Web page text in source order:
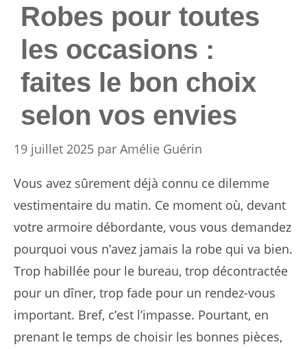
Robes pour toutes
les occasions :
faites le bon choix
selon vos envies
19 juillet 2025 par Amélie Guérin
Vous avez sûrement déjà connu ce dilemme
vestimentaire du matin. Ce moment où, devant
votre armoire débordante, vous vous demandez
pourquoi vous n’avez jamais la robe qui va bien.
Trop habillée pour le bureau, trop décontractée
pour un dîner, trop fade pour un rendez-vous
important. Bref, c’est l’impasse. Pourtant, en
prenant le temps de choisir les bonnes pièces,